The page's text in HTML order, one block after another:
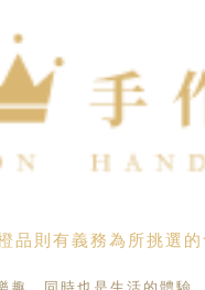
品則有義務為所挑選